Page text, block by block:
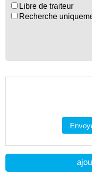
Libre de traiteur
Recherche